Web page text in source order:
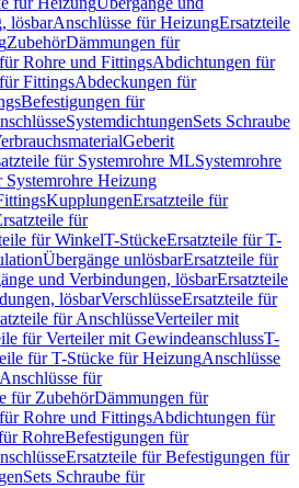
lösbarAnschlüsse für HeizungErsatzteile
ZubehörDämmungen für
Rohre und FittingsAbdichtungen für
FittingsAbdeckungen für
Befestigungen für
SystemdichtungenSets Schraube
Geberit
für Systemrohre MLSystemrohre
Systemrohre Heizung
KupplungenErsatzteile für
für
für WinkelT-StückeErsatzteile für T-
Übergänge unlösbarErsatzteile für
und Verbindungen, lösbarErsatzteile
lösbarVerschlüsseErsatzteile für
für AnschlüsseVerteiler mit
für Verteiler mit GewindeanschlussT-
für T-Stücke für HeizungAnschlüsse
für
für ZubehörDämmungen für
Rohre und FittingsAbdichtungen für
RohreBefestigungen für
Ersatzteile für Befestigungen für
Sets Schraube für